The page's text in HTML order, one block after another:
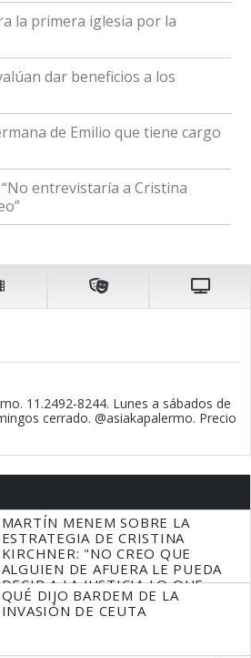
la primera iglesia por la
dar beneficios a los
de Emilio que tiene cargo
entrevistaría a Cristina
11.2492-8244. Lunes a sábados de
cerrado. @asiakapalermo. Precio
MARTÍN MENEM SOBRE LA
ESTRATEGIA DE CRISTINA
KIRCHNER: "NO CREO QUE
ALGUIEN DE AFUERA LE PUEDA
DECIR A LA JUSTICIA LO QUE
TIENE QUE HACER"
QUÉ DIJO BARDEM DE LA
INVASIÓN DE CEUTA